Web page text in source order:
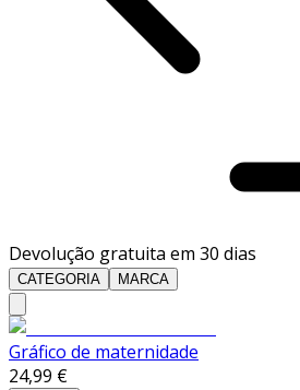
Devolução gratuita em 30 dias
CATEGORIA MARCA
Gráfico de maternidade
24,99 €